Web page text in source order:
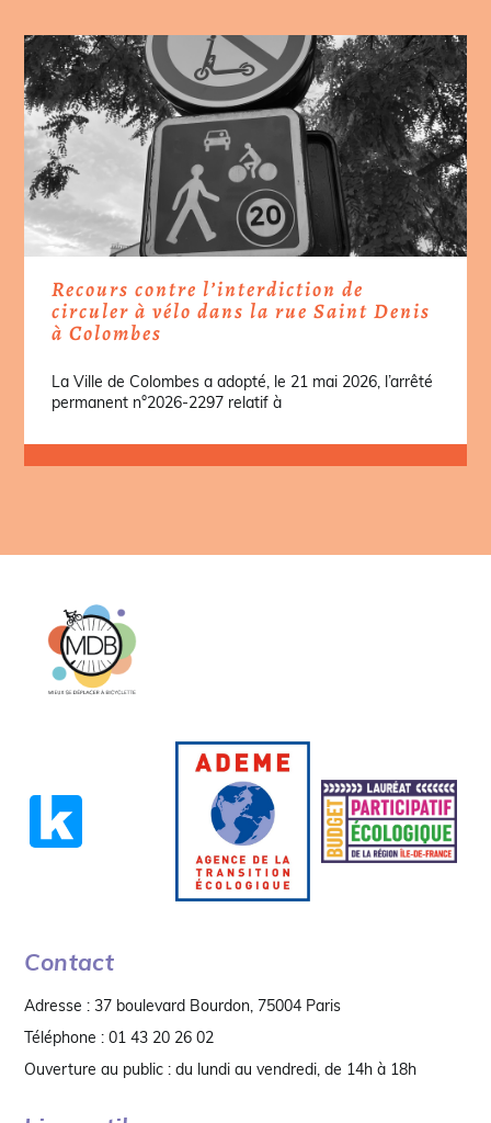
Recours contre l’interdiction de
circuler à vélo dans la rue Saint Denis
à Colombes
La Ville de Colombes a adopté, le 21 mai 2026, l’arrêté
permanent n°2026-2297 relatif à
Contact
Adresse : 37 boulevard Bourdon, 75004 Paris
Téléphone : 01 43 20 26 02
Ouverture au public : du lundi au vendredi, de 14h à 18h